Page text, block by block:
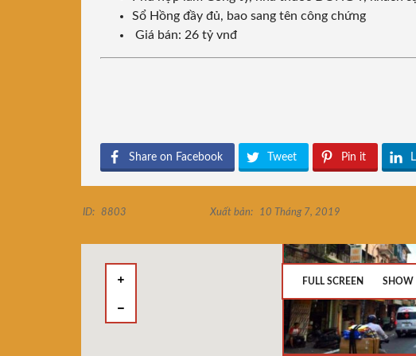
Sổ Hồng đầy đủ, bao sang tên công chứng
Giá bán: 26 tỷ vnđ
Share on Facebook Tweet Pin it
ID: 8803 Xuất bản: 10 Tháng 7, 2019
FULL SCREEN SHOW